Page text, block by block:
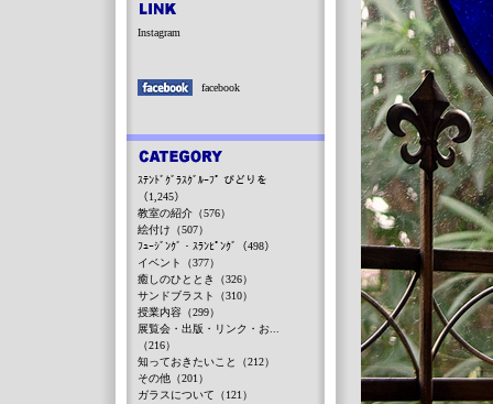
Instagram
facebook
ｽﾃﾝﾄﾞｸﾞﾗｽｸﾞﾙｰﾌﾟ びどりを
（1,245）
教室の紹介（576）
絵付け（507）
ﾌｭｰｼﾞﾝｸﾞ・ｽﾗﾝﾋﾟﾝｸﾞ（498）
イベント（377）
癒しのひととき（326）
サンドブラスト（310）
授業内容（299）
展覧会・出版・リンク・お...
（216）
知っておきたいこと（212）
その他（201）
ガラスについて（121）